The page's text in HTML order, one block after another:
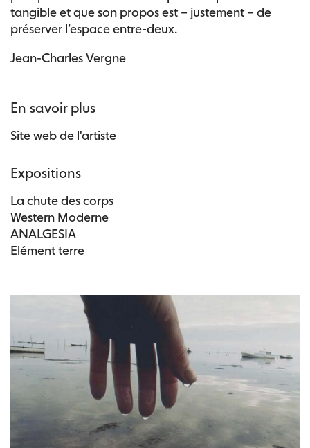
tangible et que son propos est – justement – de
préserver l’espace entre-deux.
Jean-Charles Vergne
En savoir plus
Site web de l'artiste
Expositions
La chute des corps
Western Moderne
ANALGESIA
Elément terre